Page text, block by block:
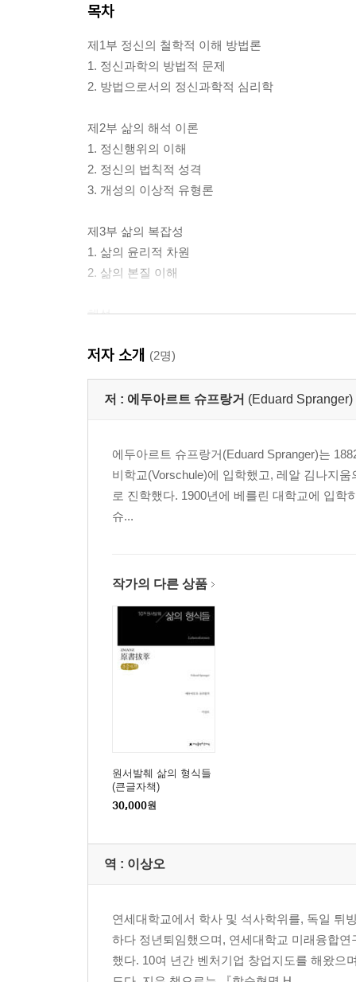
목차
제1부 정신의 철학적 이해 방법론
1. 정신과학의 방법적 문제
2. 방법으로서의 정신과학적 심리학
제2부 삶의 해석 이론
1. 정신행위의 이해
2. 정신의 법칙적 성격
3. 개성의 이상적 유형론
제3부 삶의 복잡성
1. 삶의 윤리적 차원
2. 삶의 본질 이해
해설
옮긴이에 대해
저자 소개 (2명)
저 : 에두아르트 슈프랑거 (Eduard Spranger)
에두아르트 슈프랑거(Eduard Spranger)는
비학교(Vorschule)에 입학했고, 레알 김나지
로 진학했다. 1900년에 베를린 대학교에 입
슈...
작가의 다른 상품
원서발췌 삶의 형식들
(큰글자책)
30,000원
역 : 이상오
연세대학교에서 학사 및 석사학위를, 독일 튀
하다 정년퇴임했으며, 연세대학교 미래융합
했다. 10여 년간 벤처기업 창업지도를 해왔으